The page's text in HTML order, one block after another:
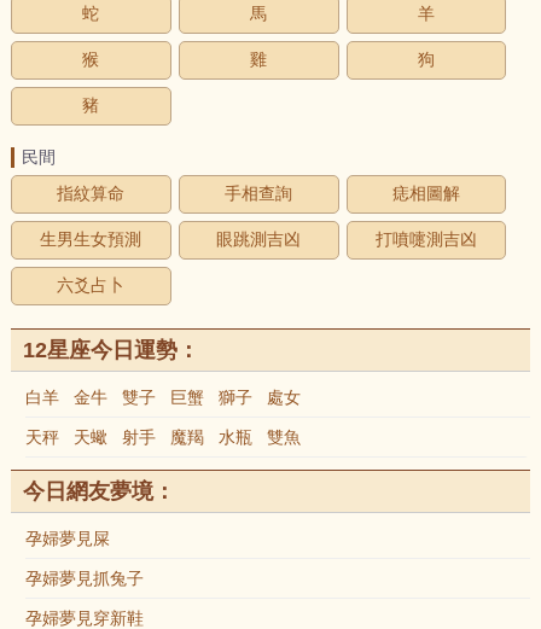
蛇 馬 羊
猴 雞 狗
豬
民間
指紋算命
手相查詢 痣相圖解
生男生女預測 眼跳測吉凶 打噴嚏測吉凶
六爻占卜
12星座今日運勢：
白羊 金牛 雙子 巨蟹 獅子 處女
天秤 天蠍 射手 魔羯 水瓶 雙魚
今日網友夢境：
孕婦夢見屎
孕婦夢見抓兔子
孕婦夢見穿新鞋